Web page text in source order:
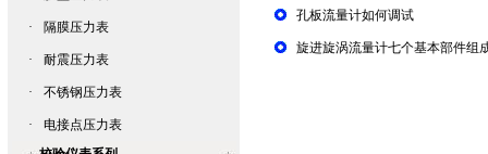
· 隔膜压力表
· 耐震压力表
· 不锈钢压力表
·
电接点压力表
孔板流量计如何调试
旋进旋涡流量计七个基本部件组